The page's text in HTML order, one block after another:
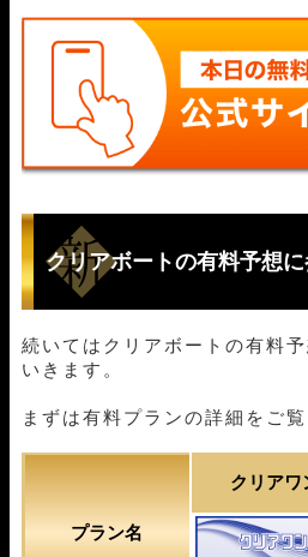
03月20日多摩川03R
3-1-4 8,000円
03月19日宮島06R
4-2-6 8,000円
03月17日尼崎05R
1-4-3 8,000円
03月16日江戸川04R
1-2-3 8,000円
03月15日江戸川03R
03月14日浜名湖03R
3-2-5 8,000円
03月12日多摩川03R
クリアボートの有料予想
続いてはクリアボートの有料
いきます。
まずは有料プランの詳細をご覧
プラン名
クリアワ